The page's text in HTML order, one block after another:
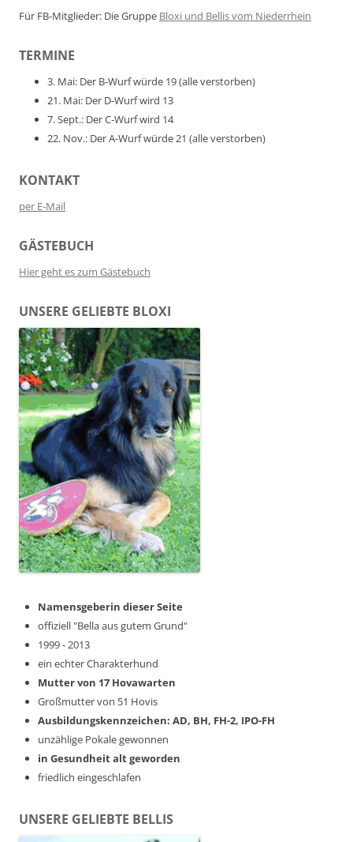
Für FB-Mitglieder: Die Gruppe Bloxi und Bellis vom Niederrhein
TERMINE
3. Mai: Der B-Wurf würde 19 (alle verstorben)
21. Mai: Der D-Wurf wird 13
7. Sept.: Der C-Wurf wird 14
22. Nov.: Der A-Wurf würde 21 (alle verstorben)
KONTAKT
per E-Mail
GÄSTEBUCH
Hier geht es zum Gästebuch
UNSERE GELIEBTE BLOXI
Namensgeberin dieser Seite
offiziell "Bella aus gutem Grund"
1999 - 2013
ein echter Charakterhund
Mutter von 17 Hovawarten
Großmutter von 51 Hovis
Ausbildungskennzeichen: AD, BH, FH-2, IPO-FH
unzählige Pokale gewonnen
in Gesundheit alt geworden
friedlich eingeschlafen
UNSERE GELIEBTE BELLIS